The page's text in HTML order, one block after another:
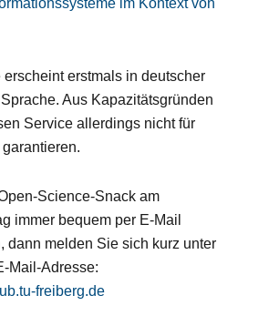
erscheint erstmals in deutscher
Aus Kapazitätsgründen
Service allerdings nicht für
Science-Snack am
immer bequem per E-Mail
dann melden Sie sich kurz unter
Mail-Adresse:
freiberg.de